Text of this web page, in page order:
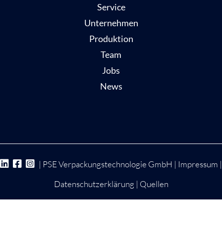
Service
Unternehmen
Produktion
Team
Jobs
News
| PSE Verpackungstechnologie GmbH | Impressum |
Datenschutzerklärung | Quellen